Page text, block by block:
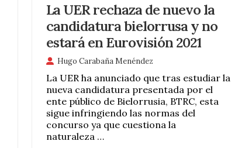
La UER rechaza de nuevo la
candidatura bielorrusa y no
estará en Eurovisión 2021
Hugo Carabaña Menéndez
La UER ha anunciado que tras estudiar la
nueva candidatura presentada por el
ente público de Bielorrusia, BTRC, esta
sigue infringiendo las normas del
concurso ya que cuestiona la
naturaleza …